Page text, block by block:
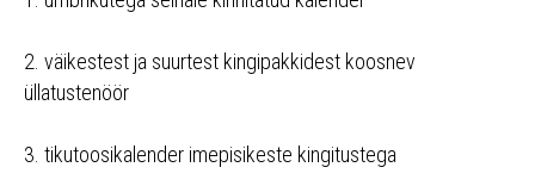
2. väikestest ja suurtest kingipakkidest koosnev
üllatustenöör
3. tikutoosikalender imepisikeste kingitustega